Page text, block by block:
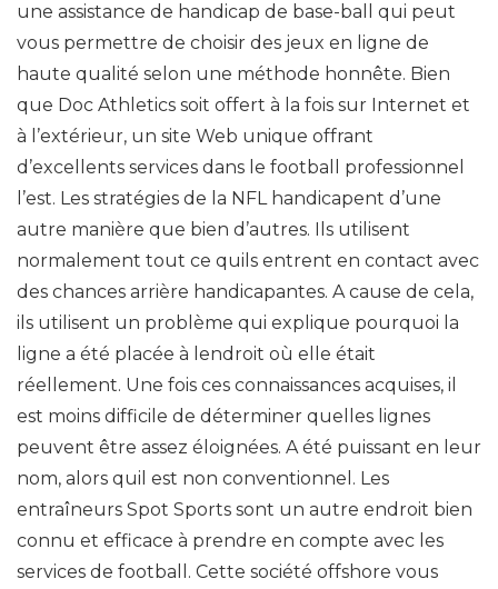
une assistance de handicap de base-ball qui peut
vous permettre de choisir des jeux en ligne de
haute qualité selon une méthode honnête. Bien
que Doc Athletics soit offert à la fois sur Internet et
à l’extérieur, un site Web unique offrant
d’excellents services dans le football professionnel
l’est. Les stratégies de la NFL handicapent d’une
autre manière que bien d’autres. Ils utilisent
normalement tout ce quils entrent en contact avec
des chances arrière handicapantes. A cause de cela,
ils utilisent un problème qui explique pourquoi la
ligne a été placée à lendroit où elle était
réellement. Une fois ces connaissances acquises, il
est moins difficile de déterminer quelles lignes
peuvent être assez éloignées. A été puissant en leur
nom, alors quil est non conventionnel. Les
entraîneurs Spot Sports sont un autre endroit bien
connu et efficace à prendre en compte avec les
services de football. Cette société offshore vous